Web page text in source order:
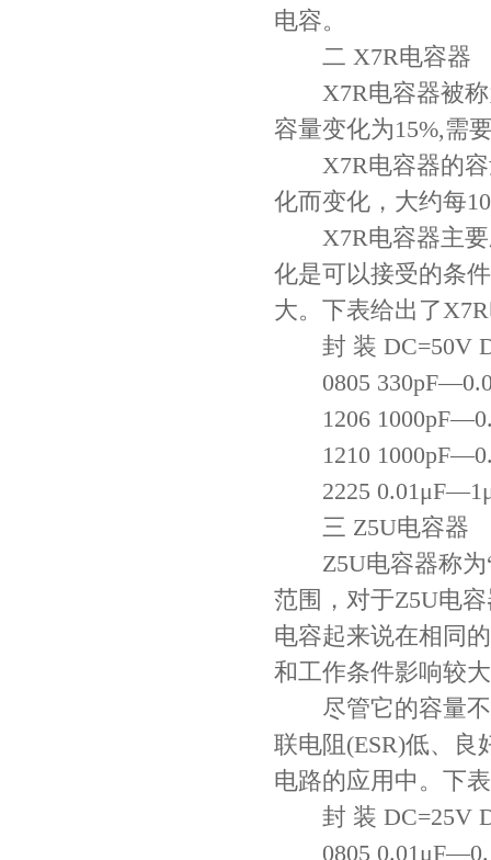
电容。
二 X7R电容器
X7R电容器被称
容量变化为15%,需
X7R电容器的容
化而变化，大约每
X7R电容器主要
化是可以接受的条
大。下表给出了
封 装 DC=50V
0805
1206
1210
2225
三 Z5U电容器
Z5U电容器称为“
范围，对于Z5U电
电容起来说在相同
和工作条件影响较
尽管它的容量不
联电阻(ESR)低、
电路的应用中。下
封 装 DC=25V
0805